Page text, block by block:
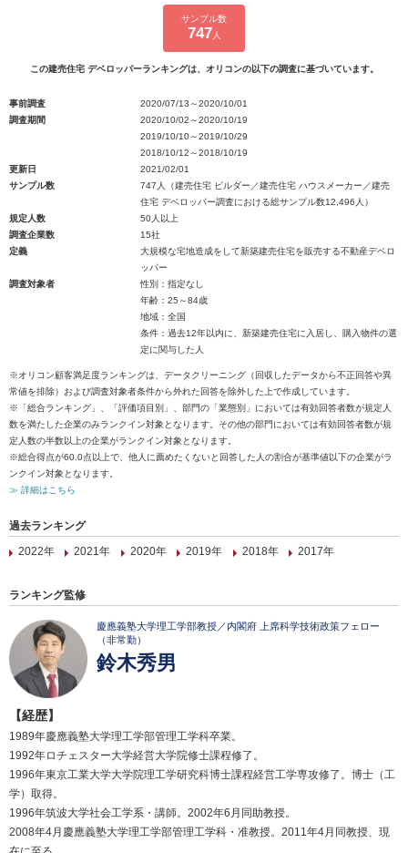
サンプル数
747 人
この建売住宅 デベロッパーランキングは、オリコンの以下の調査に基づいています。
事前調査
2020/07/13～2020/10/01
調査期間
2020/10/02～2020/10/19
2019/10/10～2019/10/29
2018/10/12～2018/10/19
更新日
2021/02/01
サンプル数
747人（建売住宅 ビルダー／建売住宅 ハウスメーカー／建売
住宅 デベロッパー調査における総サンプル数12,496人）
規定人数
50人以上
調査企業数
15社
定義
大規模な宅地造成をして新築建売住宅を販売する不動産デベロ
ッパー
調査対象者
性別：指定なし
年齢：25～84歳
地域：全国
条件：過去12年以内に、新築建売住宅に入居し、購入物件の選
定に関与した人
※オリコン顧客満足度ランキングは、データクリーニング（回収したデータから不正回答や異
常値を排除）および調査対象者条件から外れた回答を除外した上で作成しています。
※「総合ランキング」、「評価項目別」、部門の「業態別」においては有効回答者数が規定人
数を満たした企業のみランクイン対象となります。その他の部門においては有効回答者数が規
定人数の半数以上の企業がランクイン対象となります。
※総合得点が60.0点以上で、他人に薦めたくないと回答した人の割合が基準値以下の企業がラ
ンクイン対象となります。
≫ 詳細はこちら
過去ランキング
2022年
2021年 2020年 2019年 2018年 2017年
ランキング監修
慶應義塾大学理工学部教授／内閣府 上席科学技術政策フェロー
（非常勤）
鈴木秀男
【経歴】
1989年慶應義塾大学理工学部管理工学科卒業。
1992年ロチェスター大学経営大学院修士課程修了。
1996年東京工業大学大学院理工学研究科博士課程経営工学専攻修了。博士（工
学）取得。
1996年筑波大学社会工学系・講師。2002年6月同助教授。
2008年4月慶應義塾大学理工学部管理工学科・准教授。2011年4月同教授、現